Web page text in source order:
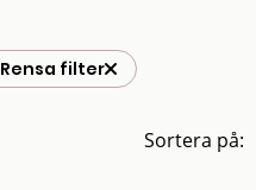
Rensa filter
Sortera på: